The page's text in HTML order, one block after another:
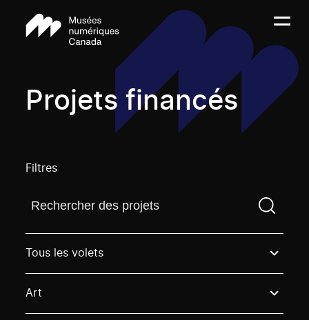
Projets financés
Filtres
Trouvez un projetVous devez saisir un terme de
Tous les volets
Art